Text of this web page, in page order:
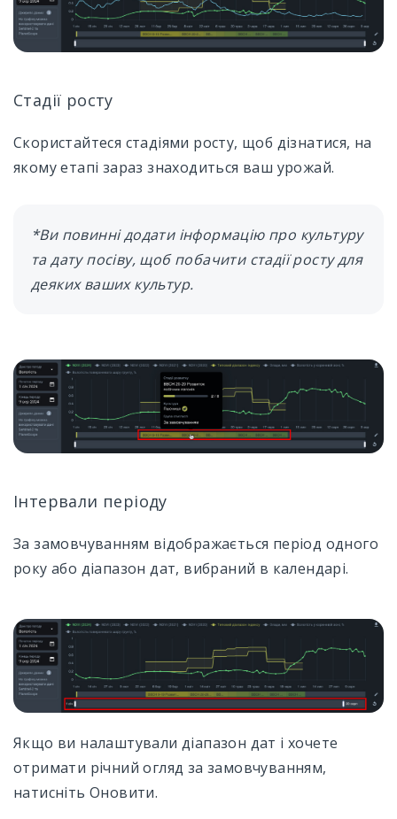
Стадії росту
Скористайтеся стадіями росту, щоб дізнатися, на
якому етапі зараз знаходиться ваш урожай.
*Ви повинні додати інформацію про культуру
та дату посіву, щоб побачити стадії росту для
деяких ваших культур.
Інтервали періоду
За замовчуванням відображається період одного
року або діапазон дат, вибраний в календарі.
Якщо ви налаштували діапазон дат і хочете
отримати річний огляд за замовчуванням,
натисніть Оновити.